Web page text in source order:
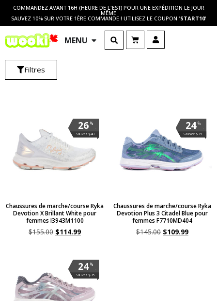
COMMANDEZ AVANT 16H (HEURE DE L'EST) POUR UNE EXPÉDITION LE JOUR
MÊME
SAUVEZ 10% SUR VOTRE 1ÈRE COMMANDE ! UTILISEZ LE COUPON 'START10'
MENU
Filtres
%
.
26
Sauvez $40
Chaussures de marche/course Ryka
Devotion X Brillant White pour
femmes I3943M1100
$155.00 $114.99
%
.
24
Sauvez $35
Chaussures de marche/course Ryka
Devotion Plus 3 Citadel Blue pour
femmes F7710MD404
$145.00 $109.99
%
.
24
Sauvez $35